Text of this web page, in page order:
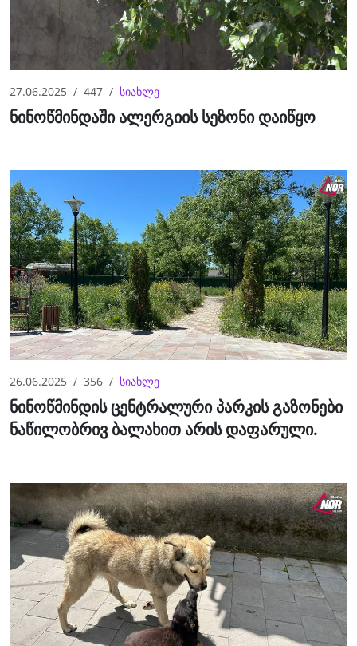
27.06.2025 447 სიახლე
ნინოწმინდაში ალერგიის სეზონი დაიწყო
26.06.2025 356 სიახლე
ნინოწმინდის ცენტრალური პარკის გაზონები
ნაწილობრივ ბალახით არის დაფარული.